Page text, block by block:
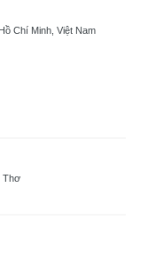
Chí Minh, Việt Nam
Thơ